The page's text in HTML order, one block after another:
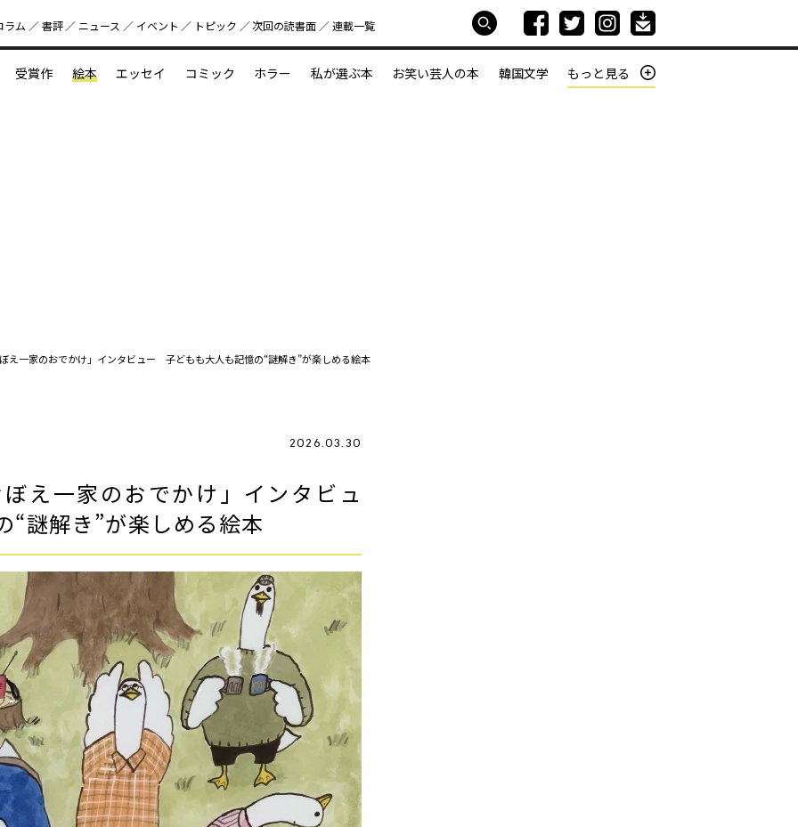
好書好日
ラム 書評 ニュース イベント トピック 次回の読書⾯ 連載一覧
受賞作 絵本 エッセイ コミック ホラー 私が選ぶ本 お笑い芸人の本 韓国文学 もっと見る
え一家のおでかけ」インタビュー 子どもも大人も記憶の“謎解き”が楽しめる絵本
2026.03.30
え一家のおでかけ」インタビュ
謎解き”が楽しめる絵本